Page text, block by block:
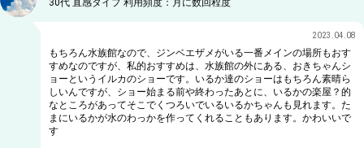
30代 直感タイプ利用頻度： 月に数回程度
2023.04.08
もちろん水族館なので、ジンベエザメがいる一番メインの場所もおす
すめなのですが、私的おすすめは、水族館の外にある、おきちゃんシ
ョーというイルカのショーです。いるか達のショーはもちろん素晴ら
しいんですが、ショー始まる前や終わったあとに、いるかの楽屋？的
なところがあってそこでくつろいでいるいるかちゃんも見れます。た
まにいるかが水のわっかを作ってくれることもあります。かわいいで
す